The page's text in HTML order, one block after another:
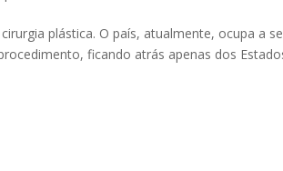
plástica. O país, atualmente, ocupa a
ficando atrás apenas dos